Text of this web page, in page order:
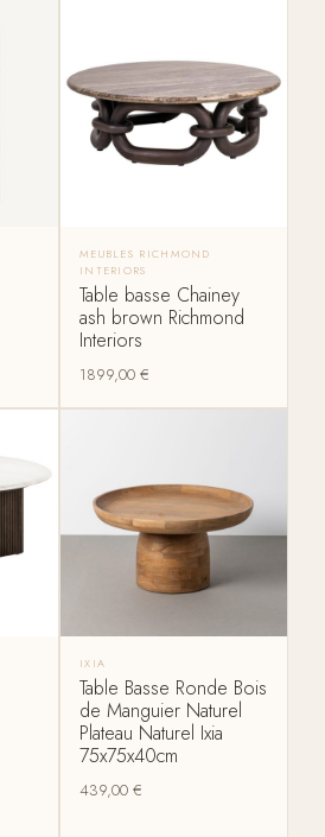
MEUBLES RICHMOND
INTERIORS
Table basse Chainey
ash brown Richmond
Interiors
1899,00 €
IXIA
Table Basse Ronde Bois
de Manguier Naturel
Plateau Naturel Ixia
75x75x40cm
439,00 €